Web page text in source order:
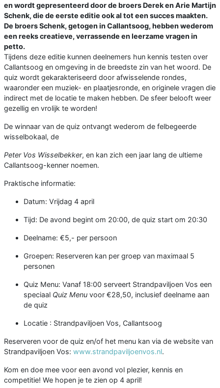
en wordt gepresenteerd door de broers Derek en Arie Martijn
Schenk, die de eerste editie ook al tot een succes maakten.
De broers Schenk, getogen in Callantsoog, hebben wederom
een reeks creatieve, verrassende en leerzame vragen in
petto.
Tijdens deze editie kunnen deelnemers hun kennis testen over
Callantsoog en omgeving in de breedste zin van het woord. De
quiz wordt gekarakteriseerd door afwisselende rondes,
waaronder een muziek- en plaatjesronde, en originele vragen die
indirect met de locatie te maken hebben. De sfeer belooft weer
gezellig en vrolijk te worden!
De winnaar van de quiz ontvangt wederom de felbegeerde
wisselbokaal, de
Peter Vos Wisselbekker, en kan zich een jaar lang de ultieme
Callantsoog-kenner noemen.
Praktische informatie:
Datum: Vrijdag 4 april
Tijd: De avond begint om 20:00, de quiz start om 20:30
Deelname: €5,- per persoon
Groepen: Reserveren kan per groep van maximaal 5
personen
Quiz Menu: Vanaf 18:00 serveert Strandpaviljoen Vos een
speciaal Quiz Menu voor €28,50, inclusief deelname aan
de quiz
Locatie : Strandpaviljoen Vos, Callantsoog
Reserveren voor de quiz en/of het menu kan via de website van
Strandpaviljoen Vos: www.strandpaviljoenvos.nl.
Kom en doe mee voor een avond vol plezier, kennis en
competitie! We hopen je te zien op 4 april!